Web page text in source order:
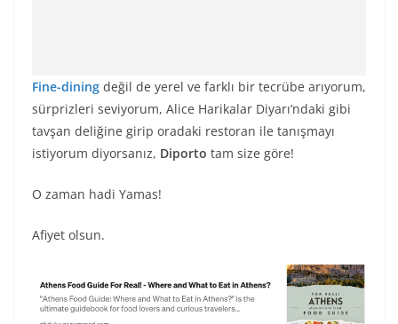
Fine-dining değil de yerel ve farklı bir tecrübe arıyorum,
sürprizleri seviyorum, Alice Harikalar Diyarı’ndaki gibi
tavşan deliğine girip oradaki restoran ile tanışmayı
istiyorum diyorsanız, Diporto tam size göre!
O zaman hadi Yamas!
Afiyet olsun.